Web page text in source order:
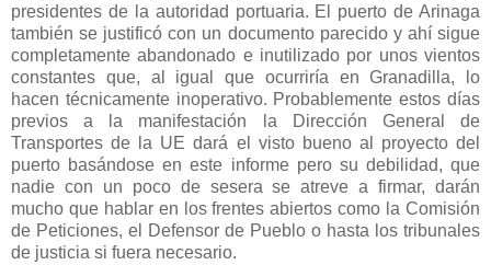
presidentes de la autoridad portuaria. El puerto de Arinaga
también se justificó con un documento parecido y ahí sigue
completamente abandonado e inutilizado por unos vientos
constantes que, al igual que ocurriría en Granadilla, lo
hacen técnicamente inoperativo. Probablemente estos días
previos a la manifestación
la Dirección General
de
Transportes de
la UE dará el visto bueno al proyecto del
puerto basándose en este informe pero su debilidad, que
nadie con un poco de sesera se atreve a firmar, darán
mucho que hablar en los frentes abiertos como la Comisión
de Peticiones, el Defensor de Pueblo o hasta los tribunales
de justicia si fuera necesario.